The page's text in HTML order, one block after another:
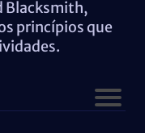
Blacksmith,
princípios que